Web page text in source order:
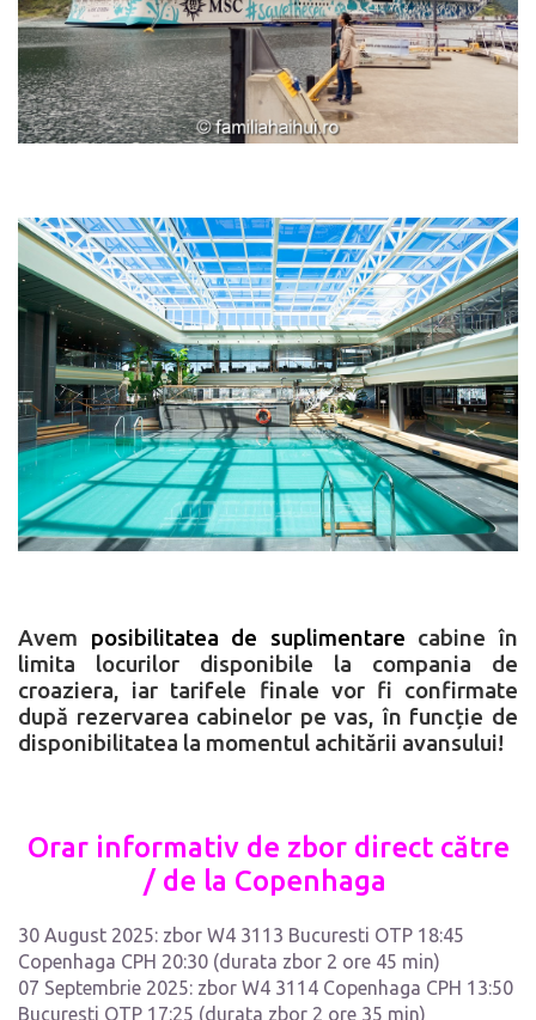
Avem posibilitatea de suplimentare cabine în
limita locurilor disponibile la compania de
croaziera, iar tarifele finale vor fi confirmate
după rezervarea cabinelor pe vas, în funcție de
disponibilitatea la momentul achitării avansului!
Orar informativ de zbor direct către
/ de la Copenhaga
30 August 2025: zbor W4 3113 Bucuresti OTP 18:45
Copenhaga CPH 20:30 (durata zbor 2 ore 45 min)
07 Septembrie 2025: zbor W4 3114 Copenhaga CPH 13:50
Bucuresti OTP 17:25 (durata zbor 2 ore 35 min)